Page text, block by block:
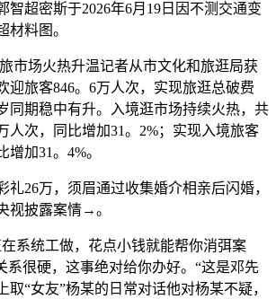
智超密斯于2026年6月19日因不测交通变
材料图。
场火热升温记者从市文化和旅逛局获
迎旅客846。6万人次，实现旅逛总破费
同期稳中有升。入境逛市场持续火热，共
人次，同比增加31。2%；实现入境旅客
加31。4%。
26万，须眉通过收集婚介相亲后闪婚，
视披露案情→。
统工做，花点小钱就能帮你消弭案
系很硬，这事绝对给你办好。“这是邓先
取“女友”杨某的日常对话他对杨某不疑，